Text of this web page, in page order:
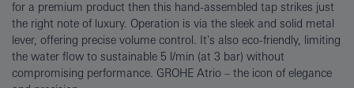
for a premium product then this hand-assembled tap strikes just
the right note of luxury. Operation is via the sleek and solid metal
lever, offering precise volume control. It's also eco-friendly, limiting
the water flow to sustainable 5 l/min (at 3 bar) without
compromising performance. GROHE Atrio – the icon of elegance